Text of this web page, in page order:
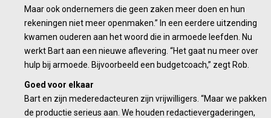
Maar ook ondernemers die geen zaken meer doen en hun
rekeningen niet meer openmaken.” In een eerdere uitzending
kwamen ouderen aan het woord die in armoede leefden. Nu
werkt Bart aan een nieuwe aflevering. “Het gaat nu meer over
hulp bij armoede. Bijvoorbeeld een budgetcoach,” zegt Rob.
Goed voor elkaar
Bart en zijn mederedacteuren zijn vrijwilligers. “Maar we pakken
de productie serieus aan. We houden redactievergaderingen,